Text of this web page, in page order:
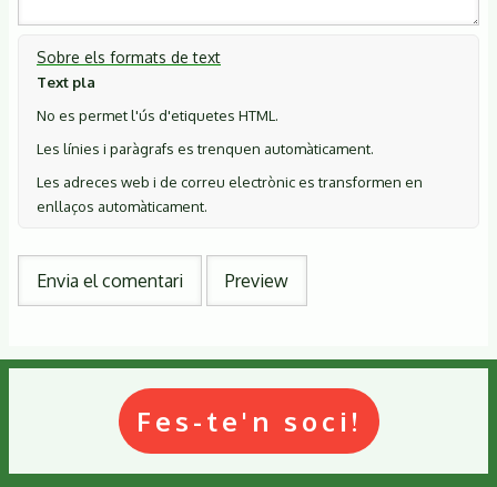
Sobre els formats de text
Text pla
No es permet l'ús d'etiquetes HTML.
Les línies i paràgrafs es trenquen automàticament.
Les adreces web i de correu electrònic es transformen en
enllaços automàticament.
Fes-te'n soci!